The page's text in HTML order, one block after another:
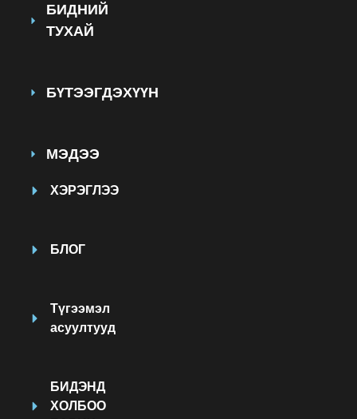
БИДНИЙ
ТУХАЙ
БҮТЭЭГДЭХҮҮН
МЭДЭЭ
ХЭРЭГЛЭЭ
БЛОГ
Түгээмэл
асуултууд
БИДЭНД
ХОЛБОО